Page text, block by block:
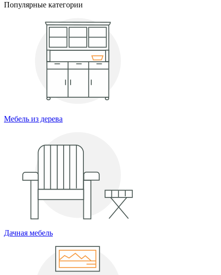
Популярные категории
Мебель из дерева
Дачная мебель